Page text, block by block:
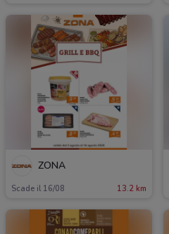
ZONA
Scade il 16/08 13.2 km